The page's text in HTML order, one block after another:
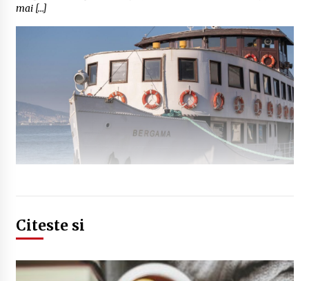
mai […]
Citeste si